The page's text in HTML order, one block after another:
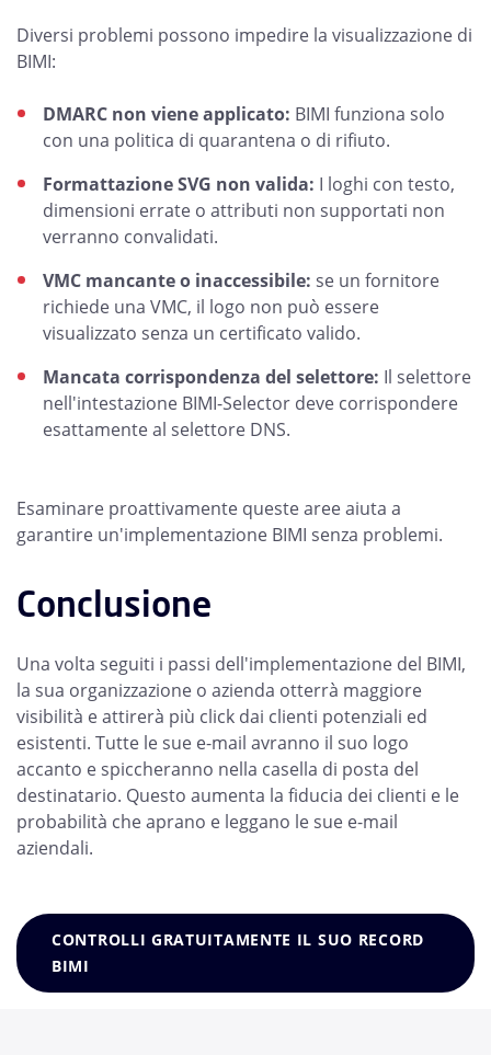
Diversi problemi possono impedire la visualizzazione di
BIMI:
DMARC non viene applicato: BIMI funziona solo
con una politica di quarantena o di rifiuto.
Formattazione SVG non valida: I loghi con testo,
dimensioni errate o attributi non supportati non
verranno convalidati.
VMC mancante o inaccessibile: se un fornitore
richiede una VMC, il logo non può essere
visualizzato senza un certificato valido.
Mancata corrispondenza del selettore: Il selettore
nell'intestazione BIMI-Selector deve corrispondere
esattamente al selettore DNS.
Esaminare proattivamente queste aree aiuta a
garantire un'implementazione BIMI senza problemi.
Conclusione
Una volta seguiti i passi dell'implementazione del BIMI,
la sua organizzazione o azienda otterrà maggiore
visibilità e attirerà più click dai clienti potenziali ed
esistenti. Tutte le sue e-mail avranno il suo logo
accanto e spiccheranno nella casella di posta del
destinatario. Questo aumenta la fiducia dei clienti e le
probabilità che aprano e leggano le sue e-mail
aziendali.
CONTROLLI GRATUITAMENTE IL SUO RECORD
BIMI